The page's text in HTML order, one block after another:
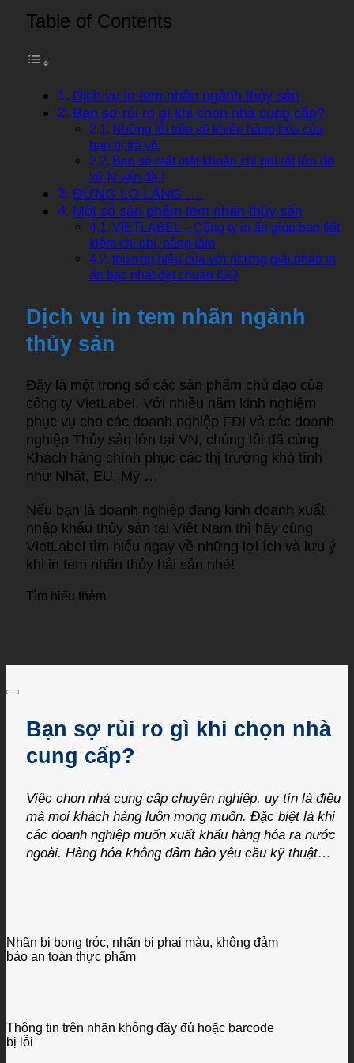
Table of Contents
Dịch vụ in tem nhãn ngành thủy sản
Bạn sợ rủi ro gì khi chọn nhà cung cấp?
Những lỗi trên sẽ khiến hàng hóa của
bạn bị trả về.
Bạn sẽ mất một khoản chi phí rất lớn để
xử lý vấn đề !
ĐỪNG LO LẮNG ….
Một số sản phẩm tem nhãn thủy sản
VIETLABEL – Công ty in ấn giúp bạn tiết
kiệm chi phí, nâng tầm
thương hiệu của với những giải pháp in
ấn bậc nhất đạt chuẩn ISO
Dịch vụ in tem nhãn ngành
thủy sản
Đây là một trong số các sản phẩm chủ đạo của
công ty VietLabel. Với nhiều năm kinh nghiệm
phục vụ cho các doanh nghiệp FDI và các doanh
nghiệp Thủy sản lớn tại VN, chúng tôi đã cùng
Khách hàng chính phục các thị trường khó tính
như Nhật, EU, Mỹ …
Nếu bạn là doanh nghiệp đang kinh doanh xuất
nhập khẩu thủy sản tại Việt Nam thì hãy cùng
VietLabel tìm hiểu ngay về những lợi ích và lưu ý
khi in tem nhãn thủy hải sản nhé!
Tìm hiểu thêm
Bạn sợ rủi ro gì khi chọn nhà
cung cấp?
Việc chọn nhà cung cấp chuyên nghiệp, uy tín là điều
mà mọi khách hàng luôn mong muốn. Đặc biệt là khi
các doanh nghiệp muốn xuất khẩu hàng hóa ra nước
ngoài. Hàng hóa không đảm bảo yêu cầu kỹ thuật…
Nhãn bị bong tróc, nhãn bị phai màu, không đảm
bảo an toàn thực phẩm
Thông tin trên nhãn không đầy đủ hoặc barcode
bị lỗi